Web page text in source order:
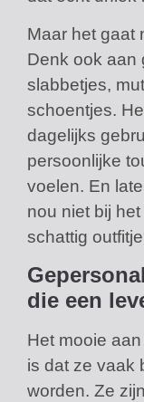
Maar het gaat
Denk ook aan
slabbetjes,
schoentjes.
dagelijks
persoonlijke
voelen. En
nou niet bij
schattig
die een
Het mooie
is dat ze vaak
worden. Ze